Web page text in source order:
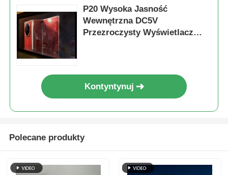
P20 Wysoka Jasność
Wewnętrzna DC5V
Przezroczysty Wyświetlacz
Kontyntynuj
Polecane produkty